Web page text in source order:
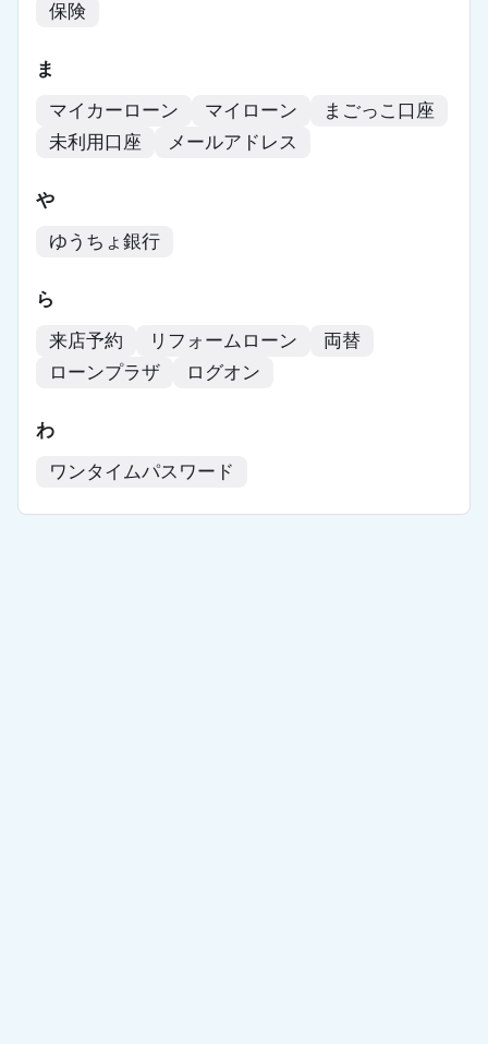
保険
ま
マイカーローン
マイローン
まごっこ口座
未利用口座
メールアドレス
や
ゆうちょ銀行
ら
来店予約
リフォームローン
両替
ローンプラザ
ログオン
わ
ワンタイムパスワード